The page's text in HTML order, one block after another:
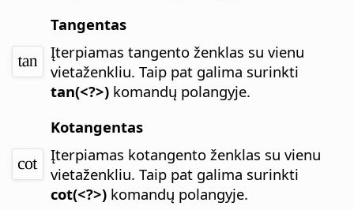
Tangentas
Įterpiamas tangento ženklas su vienu
vietaženkliu. Taip pat galima surinkti
tan(<?>) komandų polangyje.
Kotangentas
Įterpiamas kotangento ženklas su vienu
vietaženkliu. Taip pat galima surinkti
cot(<?>) komandų polangyje.